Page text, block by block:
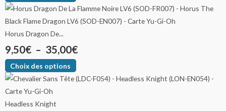
Horus Dragon De...
9,50€ – 35,00€
Choix des options
Headless Knight